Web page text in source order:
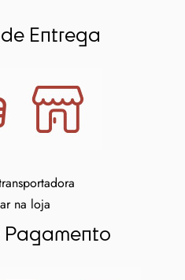
Entrega
na loja
Pagamento